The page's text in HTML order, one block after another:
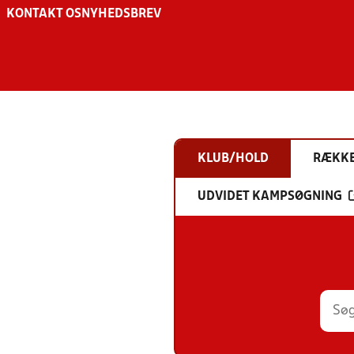
KONTAKT OS NYHEDSBREV
KLUB/HOLD
UDVIDET KAMPSØGNING